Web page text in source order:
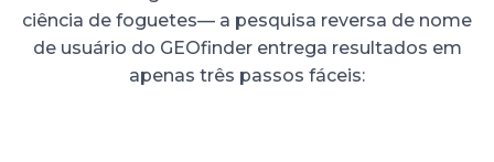
ciência de foguetes— a pesquisa reversa de nome
de usuário do GEOfinder entrega resultados em
apenas três passos fáceis: